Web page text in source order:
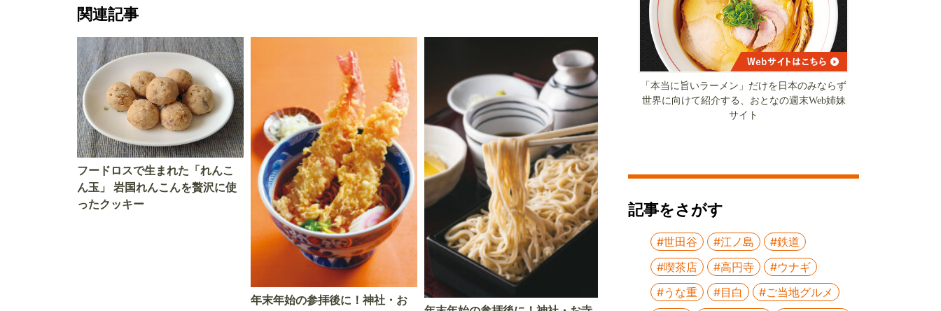
関連記事
フードロスで生まれた「れんこ
ん玉」 岩国れんこんを贅沢に使
ったクッキー
年末年始の参拝後に！神社・お
「本当に旨いラーメン」だけを日本のみならず
世界に向けて紹介する、おとなの週末Web姉妹
サイト
記事をさがす
#世田谷 #江ノ島
#鉄道
#喫茶店
#高円寺
#ウナギ
#うな重
#目白
#ご当地グルメ